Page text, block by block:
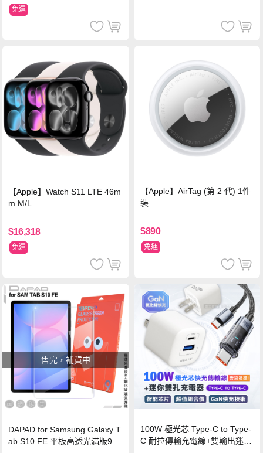
免運
【Apple】Watch S11 LTE 46m
m M/L
$16,318
免運
【Apple】AirTag (第 2 代) 1件
裝
$890
免運
售完，補貨中
DAPAD for Samsung Galaxy T
ab S10 FE 平板高透光滿版9H
100W 極光芯 Type-C to Type-
C 耐拉傳輸充電線+雙輸出迷你